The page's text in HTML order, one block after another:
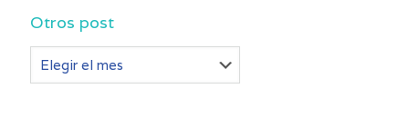
Otros post
post